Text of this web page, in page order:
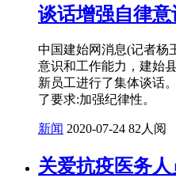
谈话增强自律意
中国建始网消息(记者杨
意识和工作能力，建始
新员工进行了集体谈话
了要求:加强纪律性。
新闻 2020-07-24 82人阅
关爱抗疫医务